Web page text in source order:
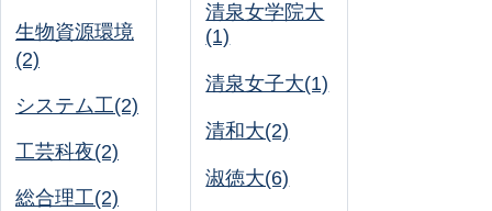
生物資源環境
(2)
システム工(2)
工芸科夜(2)
総合理工(2)
清泉女学院大
(1)
清泉女子大(1)
清和大(2)
淑徳大(6)